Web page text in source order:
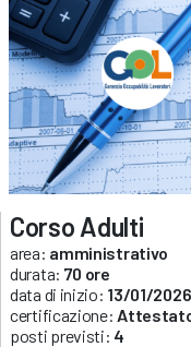
Corso Adulti
area: amministrativo
durata: 70 ore
data di inizio: 13/01/2026
certificazione:
posti previsti: 4